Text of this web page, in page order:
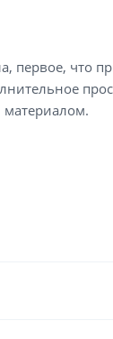
первое, что
материалом.